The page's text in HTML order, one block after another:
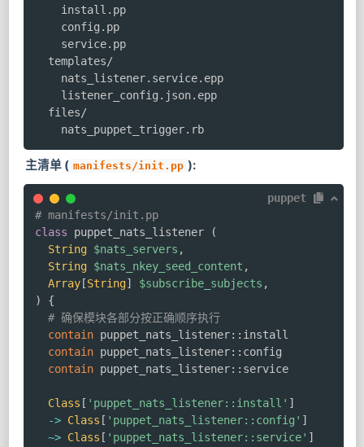
    install.pp
    config.pp
    service.pp
  templates/
    nats_listener.service.epp
    listener_config.json.epp
  files/
    nats_puppet_trigger.rb
主清单 ( manifests/init.pp ):
puppet
# manifests/init.pp
class puppet_nats_listener
(
String $nats_servers ,
String $nats_nkey_seed_content ,
Array[String] $subscribe_subjects ,
)
{
# 确保模块各部分按正确顺序执行
contain puppet_nats_listener:: install
contain puppet_nats_listener:: config
contain puppet_nats_listener:: service
Class [ 'puppet_nats_listener::install' ]
-> Class [ 'puppet_nats_listener::config' ]
~> Class [ 'puppet_nats_listener::service' ]